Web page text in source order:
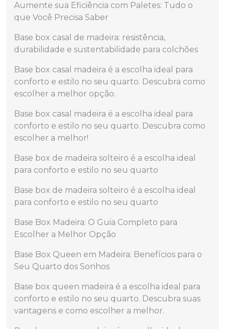
Aumente sua Eficiência com Paletes: Tudo o
que Você Precisa Saber
Base box casal de madeira: resistência,
durabilidade e sustentabilidade para colchões
Base box casal madeira é a escolha ideal para
conforto e estilo no seu quarto. Descubra como
escolher a melhor opção.
Base box casal madeira é a escolha ideal para
conforto e estilo no seu quarto. Descubra como
escolher a melhor!
Base box de madeira solteiro é a escolha ideal
para conforto e estilo no seu quarto
Base box de madeira solteiro é a escolha ideal
para conforto e estilo no seu quarto
Base Box Madeira: O Guia Completo para
Escolher a Melhor Opção
Base Box Queen em Madeira: Benefícios para o
Seu Quarto dos Sonhos
Base box queen madeira é a escolha ideal para
conforto e estilo no seu quarto. Descubra suas
vantagens e como escolher a melhor.